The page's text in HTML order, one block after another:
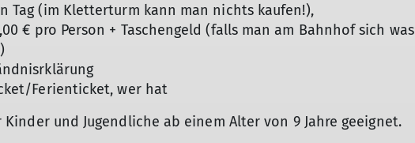
Tag (im Kletterturm kann man nichts kaufen!),
€ pro Person + Taschengeld (falls man am Bahnhof sich was
Ferienticket, wer hat
und Jugendliche ab einem Alter von 9 Jahre geeignet.